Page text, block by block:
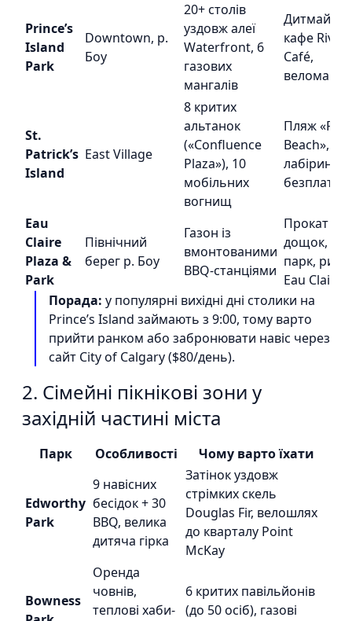
Prince’s
Island
Park
Downtown, р.
Боу
20+ столів
уздовж алеї
Waterfront, 6
газових
мангалів
кафе River
Café,
St.
Patrick’s
Island
East Village
8 критих
альтанок
(«Confluence
Plaza»), 10
мобільних
вогнищ
Пляж
Beach»,
лабіринт,
безплатні
Eau
Claire
Plaza &
Park
Північний
берег р. Боу
Газон із
вмонтованими
BBQ-станціями
Прокат
дощок,
парк,
Eau Claire
Порада: у популярні вихідні дні столики на
Prince’s Island займають з 9:00, тому варто
прийти ранком або забронювати навіс через
сайт City of Calgary ($80/день).
2. Сімейні пікнікові зони у
західній частині міста
Парк Особливості Чому варто їхати
Edworthy
Park
9 навісних
бесідок + 30
BBQ, велика
дитяча гірка
Затінок уздовж
стрімких скель
Douglas Fir, велошлях
до кварталу Point
McKay
Bowness
Оренда
човнів,
теплові хаби-
6 критих павільйонів
(до 50 осіб), газові